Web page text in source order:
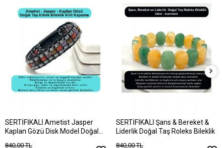
SERTİFİKALI Ametist Jasper
Kaplan Gözü Disk Model Doğal
840,00 TL
SERTİFİKALI Şans & Bereket &
Liderlik Doğal Taş Roleks Bileklik
840,00 TL